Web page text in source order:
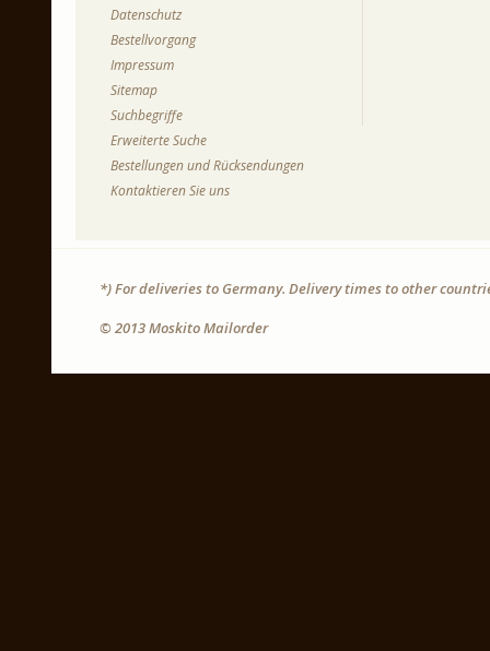
Datenschutz
Bestellvorgang
Impressum
Sitemap
Suchbegriffe
Erweiterte Suche
Bestellungen und Rücksendungen
Kontaktieren Sie uns
*) For deliveries to Germany. Delivery times to other
© 2013 Moskito Mailorder